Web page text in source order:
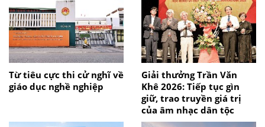
Từ tiêu cực thi cử nghĩ về
giáo dục nghề nghiệp
Giải thưởng Trần Văn
Khê 2026: Tiếp tục gìn
giữ, trao truyền giá trị
của âm nhạc dân tộc